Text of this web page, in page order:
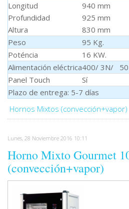
Longitud
Profundidad
Altura
940 mm
925 mm
830 mm
Peso
95 Kg.
Poténcia
16 KW.
Alimentación eléctrica400/ 3N/
Panel Touch
Sí
Plazo de entrega: 5-7 días
Hornos Mixtos (convección+vapor)
Lunes, 28 Noviembre 2016 10:11
Horno Mixto Gourmet
(convección+vapor)